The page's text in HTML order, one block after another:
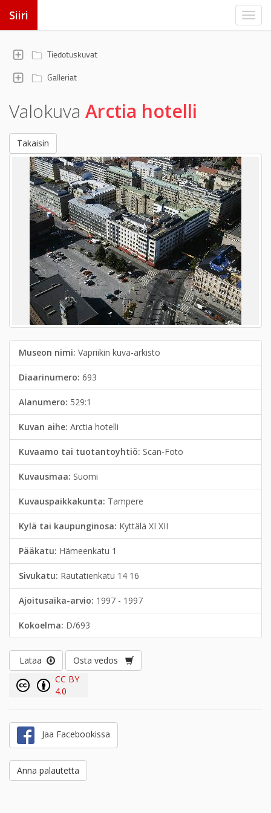
Siiri
Tiedotuskuvat
Galleriat
Valokuva Arctia hotelli
Takaisin
Museon nimi: Vapriikin kuva-arkisto
Diaarinumero: 693
Alanumero: 529:1
Kuvan aihe: Arctia hotelli
Kuvaamo tai tuotantoyhtiö: Scan-Foto
Kuvausmaa: Suomi
Kuvauspaikkakunta: Tampere
Kylä tai kaupunginosa: Kyttälä XI XII
Pääkatu: Hämeenkatu 1
Sivukatu: Rautatienkatu 14 16
Ajoitusaika-arvio: 1997 - 1997
Kokoelma: D/693
Lataa
Osta vedos
CC BY
4.0
Jaa Facebookissa
Anna palautetta